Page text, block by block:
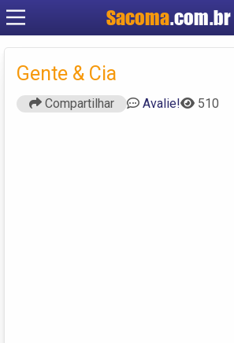
Sacoma.com.br
Cadastrar
Gente & Cia
Compartilhar Avalie! 510